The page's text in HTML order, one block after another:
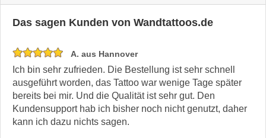
Das sagen Kunden von Wandtattoos.de
A. aus Hannover
Ich bin sehr zufrieden. Die Bestellung ist sehr schnell
ausgeführt worden, das Tattoo war wenige Tage später
bereits bei mir. Und die Qualität ist sehr gut. Den
Kundensupport hab ich bisher noch nicht genutzt, daher
kann ich dazu nichts sagen.